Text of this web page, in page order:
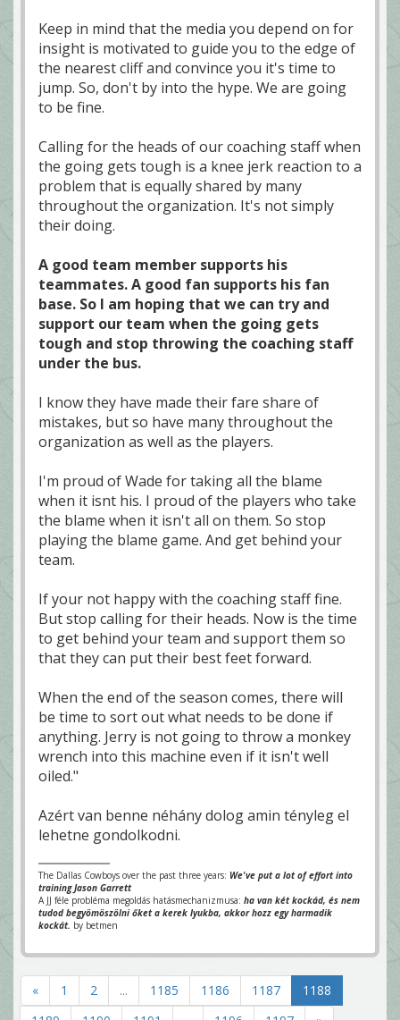
Keep in mind that the media you depend on for
insight is motivated to guide you to the edge of
the nearest cliff and convince you it's time to
jump. So, don't by into the hype. We are going
to be fine.
Calling for the heads of our coaching staff when
the going gets tough is a knee jerk reaction to a
problem that is equally shared by many
throughout the organization. It's not simply
their doing.
A good team member supports his
teammates. A good fan supports his fan
base. So I am hoping that we can try and
support our team when the going gets
tough and stop throwing the coaching staff
under the bus.
I know they have made their fare share of
mistakes, but so have many throughout the
organization as well as the players.
I'm proud of Wade for taking all the blame
when it isnt his. I proud of the players who take
the blame when it isn't all on them. So stop
playing the blame game. And get behind your
team.
If your not happy with the coaching staff fine.
But stop calling for their heads. Now is the time
to get behind your team and support them so
that they can put their best feet forward.
When the end of the season comes, there will
be time to sort out what needs to be done if
anything. Jerry is not going to throw a monkey
wrench into this machine even if it isn't well
oiled."
Azért van benne néhány dolog amin tényleg el
lehetne gondolkodni.
The Dallas Cowboys over the past three years: We've put a lot of effort into
training Jason Garrett
A JJ féle probléma megoldás hatásmechanizmusa: ha van két kockád, és nem
tudod begyömöszölni őket a kerek lyukba, akkor hozz egy harmadik
kockát. by betmen
« 1 2 ... 1185 1186 1187
1188